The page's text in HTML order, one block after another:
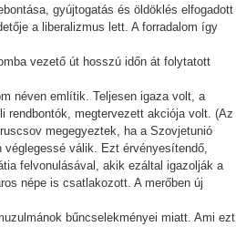
gyújtogatás és öldöklés elfogadott
a liberalizmus lett. A forradalom így
vezető út hosszú időn át folytatott
néven említik. Teljesen igaza volt, a
rendbontók, megtervezett akciója volt. (Az
megegyeztek, ha a Szovjetunió
válik. Ezt érvényesítendő,
felvonulásával, akik ezáltal igazolják a
népe is csatlakozott. A merőben új
bűncselekményei miatt. Ami ezt